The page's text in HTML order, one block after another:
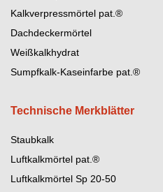
Kalkverpressmörtel pat.®
Dachdeckermörtel
Weißkalkhydrat
Sumpfkalk-Kaseinfarbe pat.®
Technische Merkblätter
Staubkalk
Luftkalkmörtel pat.®
Luftkalkmörtel Sp 20-50